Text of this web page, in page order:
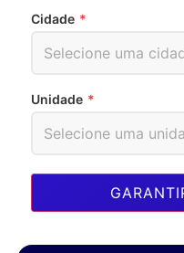
Cidade *
Unidade *